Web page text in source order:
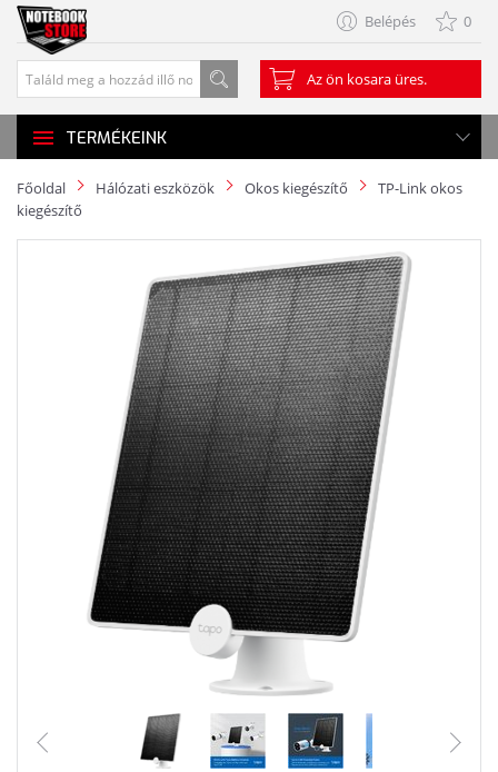
Belépés 0
Az ön kosara üres.
TERMÉKEINK
Főoldal Hálózati eszközök Okos kiegészítő
TP-Link okos
kiegészítő